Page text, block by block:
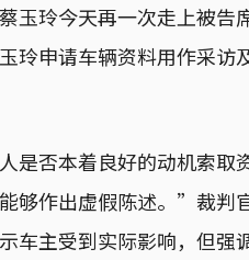
玉玲今天再一次走上被
玲申请车辆资料用作采
是否本着良好的动机索取
够作出虚假陈述。”裁判
车主受到实际影响，但